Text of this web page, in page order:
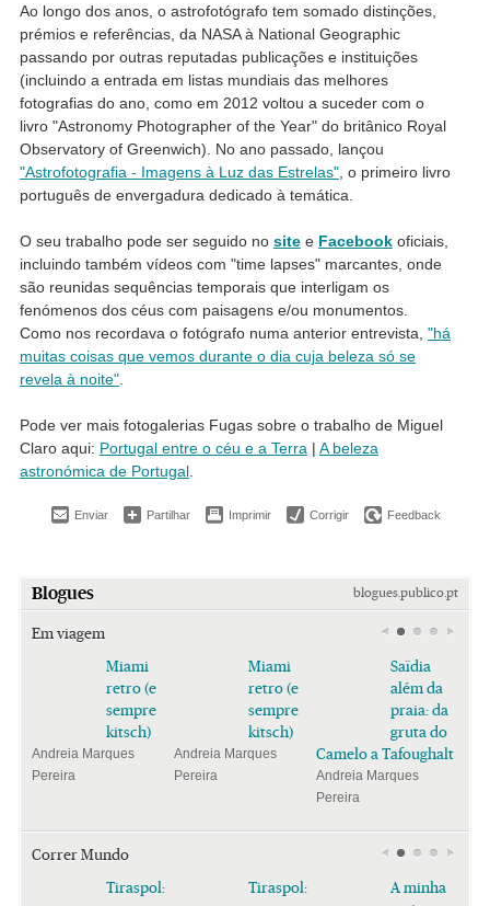
Ao longo dos anos, o astrofotógrafo tem somado distinções,
prémios e referências, da NASA à National Geographic
passando por outras reputadas publicações e instituições
(incluindo a entrada em listas mundiais das melhores
fotografias do ano, como em 2012 voltou a suceder com o
livro "Astronomy Photographer of the Year" do britânico Royal
Observatory of Greenwich). No ano passado, lançou
"Astrofotografia - Imagens à Luz das Estrelas", o primeiro livro
português de envergadura dedicado à temática.
O seu trabalho pode ser seguido no sitee Facebookoficiais,
incluindo também vídeos com "time lapses" marcantes, onde
são reunidas sequências temporais que interligam os
fenómenos dos céus com paisagens e/ou monumentos.
Como nos recordava o fotógrafo numa anterior entrevista, "há
muitas coisas que vemos durante o dia cuja beleza só se
revela à noite".
Pode ver mais fotogalerias Fugas sobre o trabalho de Miguel
Claro aqui: Portugal entre o céu e a Terra | A beleza
astronómica de Portugal.
Enviar Partilhar Imprimir Corrigir Feedback
Blogues blogues.publico.pt
Em viagem
Miami
retro (e
sempre
kitsch)
Andreia Marques
Pereira
Miami
retro (e
sempre
kitsch)
Andreia Marques
Pereira
Saïdia
além da
praia: da
gruta do
Camelo a Tafoughalt
Andreia Marques
Pereira
Correr Mundo
Tiraspol:
Tiraspol:
A minha